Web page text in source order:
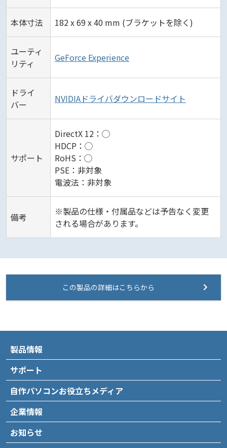
本体寸法 182 x 69 x 40 mm (ブラケットを除く)
ユーティ
リティ
GeForce Experience
ドライ
バー
NVIDIAドライバダウンロードサイト
サポート
DirectX 12：◯
HDCP：◯
RoHS：◯
PSE：非対象
電波法：非対象
備考
※製品の仕様・付属品などは予告なく変更
される場合があります。
この製品の詳細はこちらから
製品情報
サポート
自作パソコンお役立ちメディア
企業情報
お知らせ